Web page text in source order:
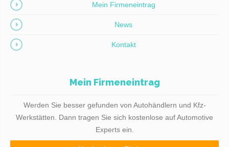
Mein Firmeneintrag
News
Kontakt
Mein Firmeneintrag
Werden Sie besser gefunden von Autohändlern und Kfz-
Werkstätten. Dann tragen Sie sich kostenlose auf Automotive
Experts ein.